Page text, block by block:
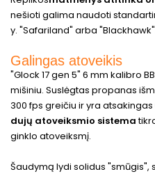
nešioti galima naudoti
y. "Safariland" arba
Galingas atoveikis
"Glock 17 gen 5" 6 mm kalibro
mišiniu. Suslėgtas propanas
300 fps greičiu ir yra
dujų atoveiksmio sistema
ginklo atoveiksmį.
Šaudymą lydi solidus "smūgis",